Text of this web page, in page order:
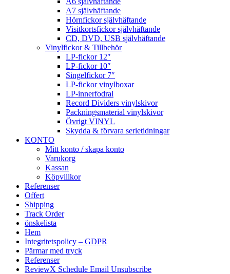
A7 självhäftande
Hörnfickor självhäftande
Visitkortsfickor självhäftande
CD, DVD, USB självhäftande
Vinylfickor & Tillbehör
LP-fickor 12″
LP-fickor 10″
Singelfickor 7″
LP-fickor vinylboxar
LP-innerfodral
Record Dividers vinylskivor
Packningsmaterial vinylskivor
Övrigt VINYL
Skydda & förvara serietidningar
KONTO
Mitt konto / skapa konto
Varukorg
Kassan
Köpvillkor
Referenser
Offert
Shipping
Track Order
önskelista
Hem
Integritetspolicy – GDPR
Pärmar med tryck
Referenser
ReviewX Schedule Email Unsubscribe